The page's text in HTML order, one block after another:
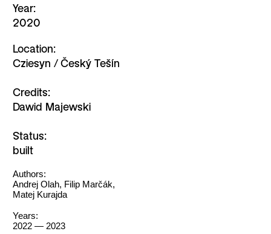
Year:
2020
Location:
Cziesyn / Český Tešín
Credits:
Dawid Majewski
Status:
built
Authors:
Andrej Olah, Filip Marčák,
Matej Kurajda
Years:
2022 — 2023